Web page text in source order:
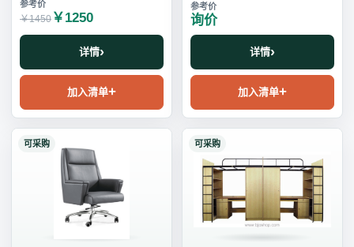
￥1450 ￥1250
详情
加入清单
询价
详情
加入清单
可采购 可采购